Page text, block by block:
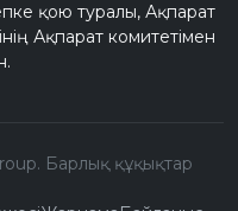
қою туралы, Ақпарат
Ақпарат комитетімен
Барлық құқықтар